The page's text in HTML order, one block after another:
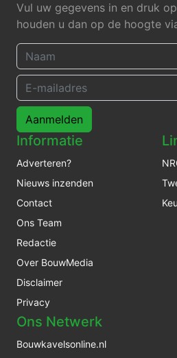
Vul uw gegevens in en druk
houden u dan op de hoogte
Aanmelden
Informatie
Adverteren?
Nieuws inzenden
Contact
Ons Team
Redactie
Over BouwMedia
Disclaimer
Privacy
Ons Netwerk
Bouwkavelsonline.nl